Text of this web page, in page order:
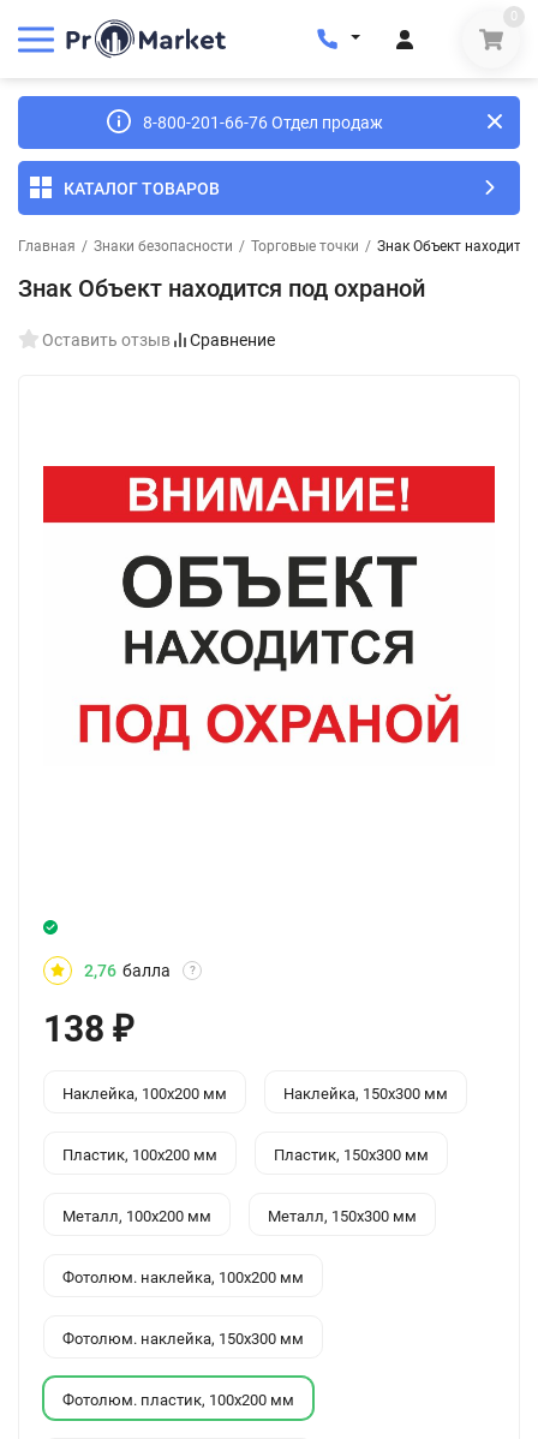
0
8-800-201-66-76 Отдел продаж
КАТАЛОГ ТОВАРОВ
Главная / Знаки безопасности / Торговые точки / Знак Объект
Знак Объект находится под охраной
Оставить отзыв Сравнение
2,76 балла ?
138 ₽
Наклейка, 100x200 мм Наклейка, 150x300 мм
Пластик, 100x200 мм Пластик, 150x300 мм
Металл, 100x200 мм Металл, 150x300 мм
Фотолюм. наклейка, 100x200 мм
Фотолюм. наклейка, 150x300 мм
Фотолюм. пластик, 100x200 мм